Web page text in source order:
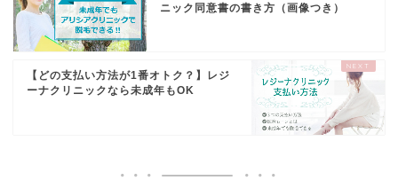
ニック同意書の書き方（画像つき）
【どの支払い方法が1番オトク？】レジ
ーナクリニックなら未成年もOK